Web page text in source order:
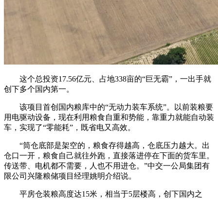
这个总投资17.56亿元、占地338亩的“巨无霸”，一出手就
创下多个国内第一。
该项目首创国内粮库中的“无动力装车系统”。以前装粮要
用电驱动设备，现在利用粮食自重和势能，靠重力就能自动装
车，实现了“零能耗”，既省电又高效。
“筒仓底部是架空的，粮食存得越高，仓底压力越大。出
仓口一开，粮食自己就往外跑，直接落进停在下面的货车里。
传送带、电机都不需要，人也不用进仓。”中交一公局集团有
限公司兴隆粮储项目经理姚明介绍说。
平房仓装粮高度达15米，相当于5层楼高，创下国内之